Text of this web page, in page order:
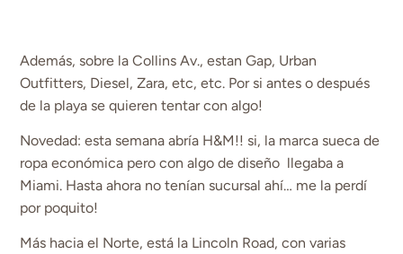
Además, sobre la Collins Av., estan Gap, Urban
Outfitters, Diesel, Zara, etc, etc. Por si antes o después
de la playa se quieren tentar con algo!
Novedad: esta semana abría H&M!! si, la marca sueca de
ropa económica pero con algo de diseño llegaba a
Miami. Hasta ahora no tenían sucursal ahí… me la perdí
por poquito!
Más hacia el Norte, está la Lincoln Road, con varias